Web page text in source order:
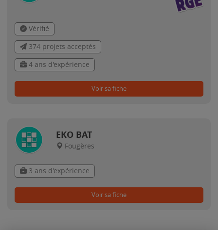
Vérifié
374 projets acceptés
4 ans d'expérience
Voir sa fiche
EKO BAT
Fougères
3 ans d'expérience
Voir sa fiche